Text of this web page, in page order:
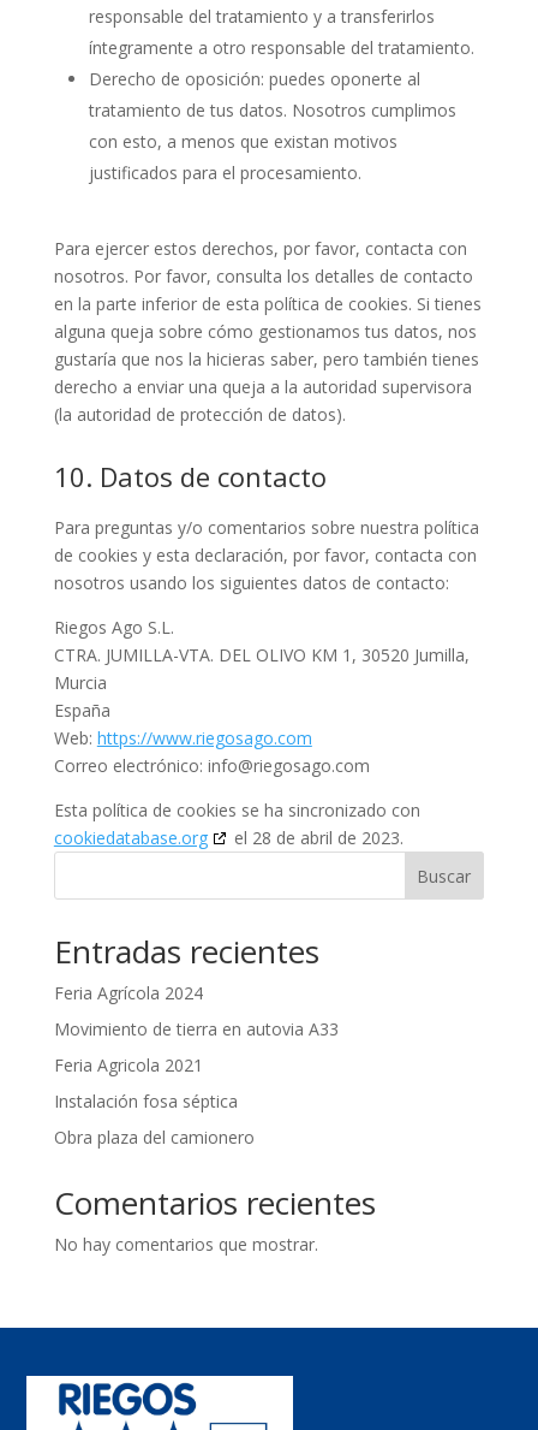
responsable del tratamiento y a transferirlos
íntegramente a otro responsable del tratamiento.
Derecho de oposición: puedes oponerte al
tratamiento de tus datos. Nosotros cumplimos
con esto, a menos que existan motivos
justificados para el procesamiento.
Para ejercer estos derechos, por favor, contacta con
nosotros. Por favor, consulta los detalles de contacto
en la parte inferior de esta política de cookies. Si tienes
alguna queja sobre cómo gestionamos tus datos, nos
gustaría que nos la hicieras saber, pero también tienes
derecho a enviar una queja a la autoridad supervisora
(la autoridad de protección de datos).
10. Datos de contacto
Para preguntas y/o comentarios sobre nuestra política
de cookies y esta declaración, por favor, contacta con
nosotros usando los siguientes datos de contacto:
Riegos Ago S.L.
CTRA. JUMILLA-VTA. DEL OLIVO KM 1, 30520 Jumilla,
Murcia
España
Web: https://www.riegosago.com
Correo electrónico: info@riegosago.com
Esta política de cookies se ha sincronizado con
cookiedatabase.org
el 28 de abril de 2023.
Buscar
Entradas recientes
Feria Agrícola 2024
Movimiento de tierra en autovia A33
Feria Agricola 2021
Instalación fosa séptica
Obra plaza del camionero
Comentarios recientes
No hay comentarios que mostrar.